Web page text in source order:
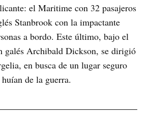
el Maritime con 32 pasajeros
Stanbrook con la impactante
a bordo. Este último, bajo el
galés Archibald Dickson, se dirigió
en busca de un lugar seguro
de la guerra.